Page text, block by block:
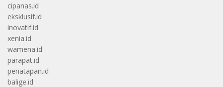
cipanas.id
eksklusif.id
inovatif.id
xenia.id
wamena.id
parapat.id
penatapan.id
balige.id